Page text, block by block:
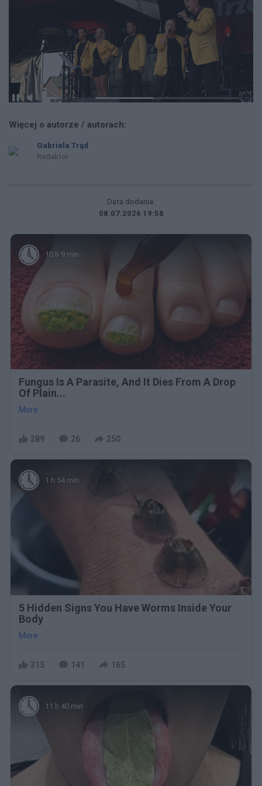
Więcej o autorze / autorach:
Gabriela Trąd
Redaktor
Data dodania:
08.07.2026 19:58
10 h 9 min
Fungus Is A Parasite, And It Dies From A Drop
Of Plain...
More
289 26 250
1 h 54 min
5 Hidden Signs You Have Worms Inside Your
Body
More
315 141 165
11 h 40 min